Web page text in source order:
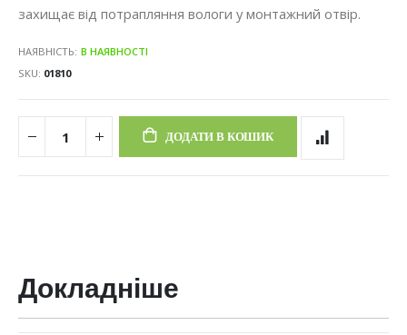
захищає від потрапляння вологи у монтажний отвір.
НАЯВНІСТЬ: В НАЯВНОСТІ
SKU 01810
ДОДАТИ В КОШИК
Докладніше